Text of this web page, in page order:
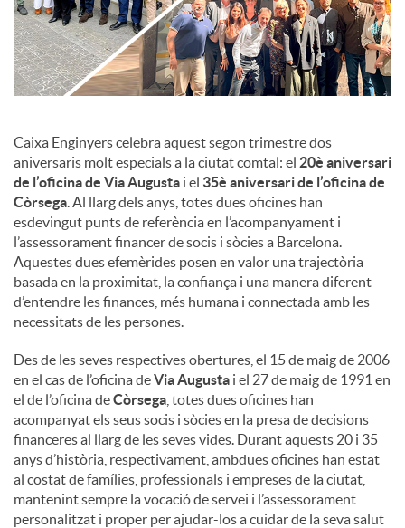
o
n
t
i
n
g
u
t
s
Caixa Enginyers celebra aquest segon trimestre dos
aniversaris molt especials a la ciutat comtal: el 20è aniversari
de l’oficina de Via Augusta i el 35è aniversari de l’oficina de
Còrsega. Al llarg dels anys, totes dues oficines han
esdevingut punts de referència en l’acompanyament i
l’assessorament financer de socis i sòcies a Barcelona.
Aquestes dues efemèrides posen en valor una trajectòria
basada en la proximitat, la confiança i una manera diferent
d’entendre les finances, més humana i connectada amb les
necessitats de les persones.
Des de les seves respectives obertures, el 15 de maig de 2006
en el cas de l’oficina deVia Augusta i el 27 de maig de 1991 en
el de l’oficina deCòrsega , totes dues oficines han
acompanyat els seus socis i sòcies en la presa de decisions
financeres al llarg de les seves vides. Durant aquests 20 i 35
anys d’història, respectivament, ambdues oficines han estat
al costat de famílies, professionals i empreses de la ciutat,
mantenint sempre la vocació de servei i l’assessorament
personalitzat i proper per ajudar-los a cuidar de la seva salut